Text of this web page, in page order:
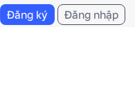
Đăng ký Đăng nhập